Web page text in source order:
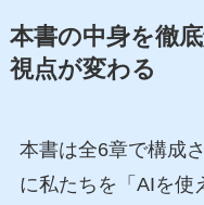
本書の中身を徹
視点が変わる
本書は全6章で構成
に私たちを「AIを使